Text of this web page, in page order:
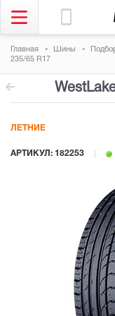
Главная Шины
235/65 R17
АРТИКУЛ: 182253
ЛЕТНИЕ